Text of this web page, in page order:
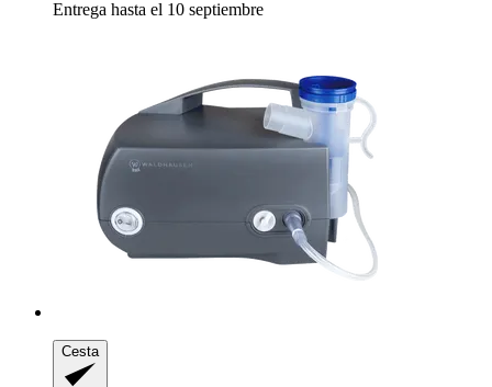
Entrega hasta el 10 septiembre
Cesta